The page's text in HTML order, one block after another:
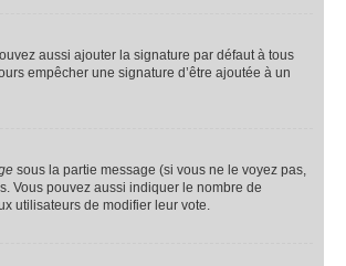
aussi ajouter la signature par défaut à tous
empêcher une signature d’être ajoutée à un
sous la partie message (si vous ne le voyez pas,
Vous pouvez aussi indiquer le nombre de
utilisateurs de modifier leur vote.